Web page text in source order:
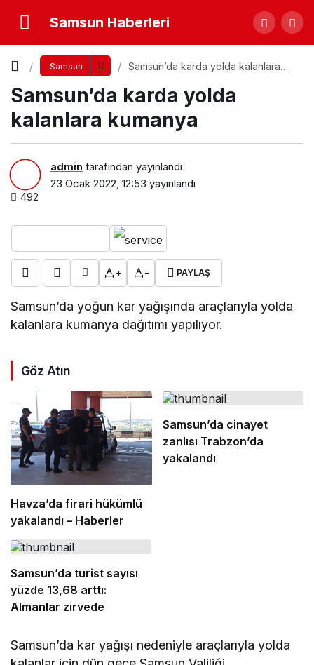
Samsun Haberleri
Samsun
Samsun’da karda yolda kalanlara
Samsun’da karda yolda
kalanlara kumanya
admin tarafından yayınlandı
23 Ocak 2022, 12:53 yayınlandı
492
+ - PAYLAŞ
Samsun’da yoğun kar yağışında araçlarıyla yolda
kalanlara kumanya dağıtımı yapılıyor.
Göz Atın
Havza’da firari hükümlü
yakalandı – Haberler
Samsun’da cinayet
zanlısı Trabzon’da
yakalandı
Samsun’da turist sayısı
yüzde 13,68 arttı:
Almanlar zirvede
Samsun’da kar yağışı nedeniyle araçlarıyla yolda